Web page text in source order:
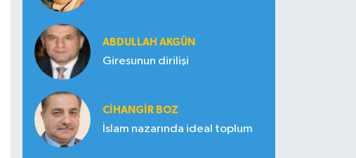
ABDULLAH AKGÜN
Giresunun dirilişi
CIHANGIR BOZ
İslam nazarında ideal toplum